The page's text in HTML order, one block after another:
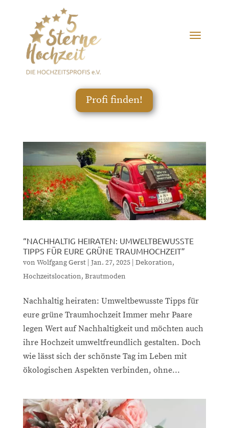
Profi finden!
“NACHHALTIG HEIRATEN: UMWELTBEWUSSTE
TIPPS FÜR EURE GRÜNE TRAUMHOCHZEIT”
von Wolfgang Gerst| Jan. 27, 2025| Dekoration,
Hochzeitslocation, Brautmoden
Nachhaltig heiraten: Umweltbewusste Tipps für
eure grüne Traumhochzeit Immer mehr Paare
legen Wert auf Nachhaltigkeit und möchten auch
ihre Hochzeit umweltfreundlich gestalten. Doch
wie lässt sich der schönste Tag im Leben mit
ökologischen Aspekten verbinden, ohne...